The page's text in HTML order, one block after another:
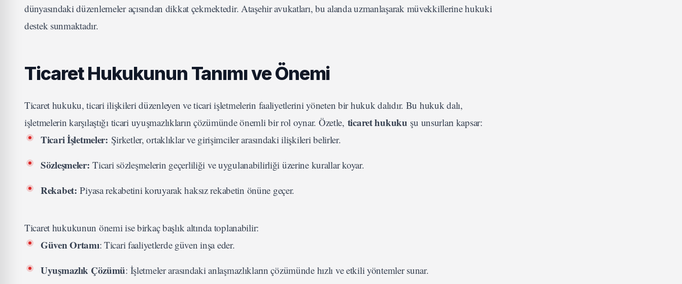
dünyasındaki düzenlemeler açısından dikkat çekmektedir. Ataşehir avukatları, bu alanda uzmanlaşarak müvekkillerine hukuki
destek sunmaktadır.
Ticaret Hukukunun Tanımı ve Önemi
Ticaret hukuku, ticari ilişkileri düzenleyen ve ticari işletmelerin faaliyetlerini yöneten bir hukuk dalıdır. Bu hukuk dalı,
işletmelerin karşılaştığı ticari uyuşmazlıkların çözümünde önemli bir rol oynar. Özetle, ticaret hukuku şu unsurları kapsar:
Ticari İşletmeler: Şirketler, ortaklıklar ve girişimciler arasındaki ilişkileri belirler.
Sözleşmeler: Ticari sözleşmelerin geçerliliği ve uygulanabilirliği üzerine kurallar koyar.
Rekabet: Piyasa rekabetini koruyarak haksız rekabetin önüne geçer.
Ticaret hukukunun önemi ise birkaç başlık altında toplanabilir:
Güven Ortamı: Ticari faaliyetlerde güven inşa eder.
Uyuşmazlık Çözümü: İşletmeler arasındaki anlaşmazlıkların çözümünde hızlı ve etkili yöntemler sunar.